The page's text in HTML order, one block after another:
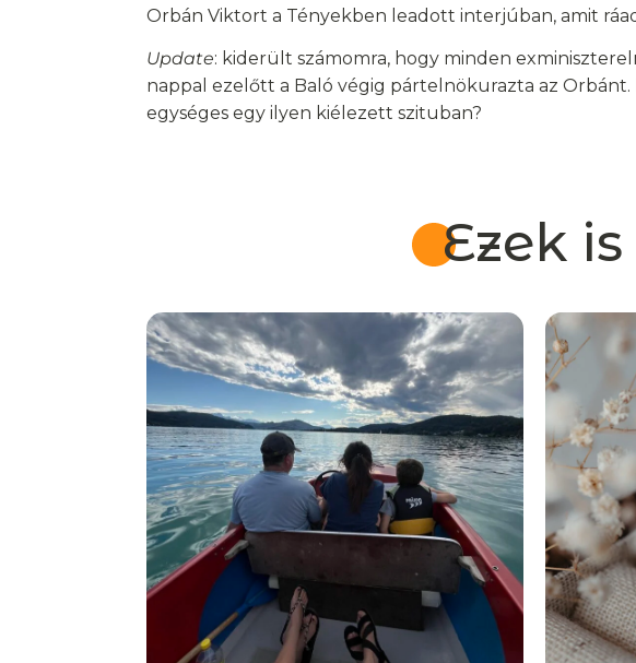
Orbán Viktort a Tényekben leadott interjúban, amit
Update: kiderült számomra, hogy minden
nappal ezelőtt a Baló végig pártelnökurazta az
egységes egy ilyen kiélezett szituban?
Ezek